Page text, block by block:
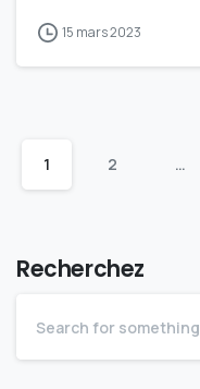
15 mars 2023
1 2 …
Recherchez